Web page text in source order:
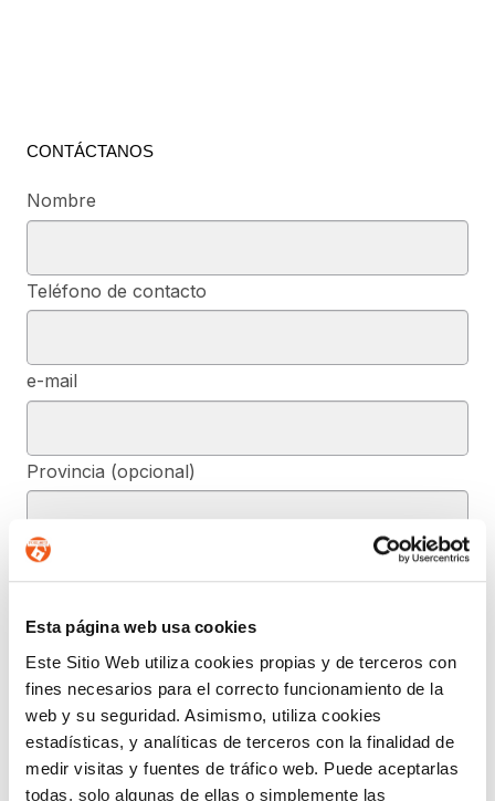
Esta página web usa cookies
Este Sitio Web utiliza cookies propias y de terceros con
fines necesarios para el correcto funcionamiento de la
web y su seguridad. Asimismo, utiliza cookies
estadísticas, y analíticas de terceros con la finalidad de
medir visitas y fuentes de tráfico web. Puede aceptarlas
todas, solo algunas de ellas o simplemente las
CONTÁCTANOS
Nombre
Teléfono de contacto
e-mail
Provincia (opcional)
Mensaje (opcional)
De conformidad con el RGPD y la LOPDGDD, SEGURIDAD Y
PRIVACIDAD DE DATOS, S.L. tratará los datos facilitados, con la
finalidad de contestar a las dudas y/o quejas planteadas a través
del presente formulario y facilitar la información solicitada. Podrá
ejercer, si lo desea, los derechos de acceso, rectificación,
supresión, y demás reconocidos en la normativa mencionada. Para
obtener más información acerca de cómo estamos tratando sus
datos, acceda a nuestra política de privacidad.